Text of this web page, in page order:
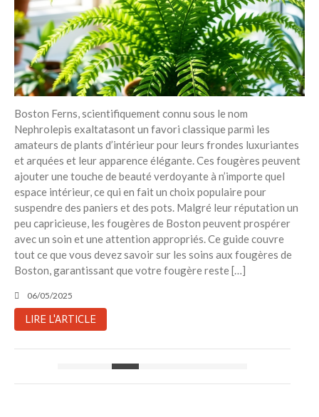
Boston Ferns, scientifiquement connu sous le nom
Nephrolepis exaltatasont un favori classique parmi les
amateurs de plants d’intérieur pour leurs frondes luxuriantes
et arquées et leur apparence élégante. Ces fougères peuvent
ajouter une touche de beauté verdoyante à n’importe quel
espace intérieur, ce qui en fait un choix populaire pour
suspendre des paniers et des pots. Malgré leur réputation un
peu capricieuse, les fougères de Boston peuvent prospérer
avec un soin et une attention appropriés. Ce guide couvre
tout ce que vous devez savoir sur les soins aux fougères de
Boston, garantissant que votre fougère reste […]
06/05/2025
LIRE L'ARTICLE